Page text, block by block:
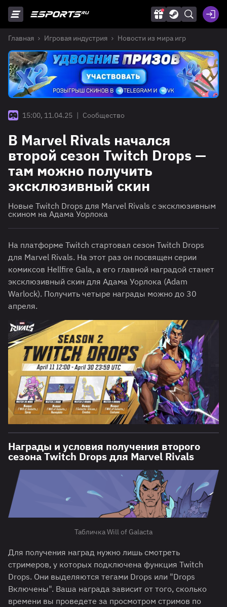
Главная Игровая индустрия Новости из мира игр
15:00, 11.04.25 | Сообщество
В Marvel Rivals начался
второй сезон Twitch Drops —
там можно получить
эксклюзивный скин
Новые Twitch Drops для Marvel Rivals с эксклюзивным
скином на Адама Уорлока
На платформе Twitch стартовал сезон Twitch Drops
для Marvel Rivals. На этот раз он посвящен серии
комиксов Hellfire Gala, а его главной наградой станет
эксклюзивный скин для Адама Уорлока (Adam
Warlock). Получить четыре награды можно до 30
апреля.
Награды и условия получения второго
сезона Twitch Drops для Marvel Rivals
Табличка Will of Galacta
Для получения наград нужно лишь смотреть
стримеров, у которых подключена функция Twitch
Drops. Они выделяются тегами Drops или "Drops
Включены". Ваша награда зависит от того, сколько
времени вы проведете за просмотром стримов по